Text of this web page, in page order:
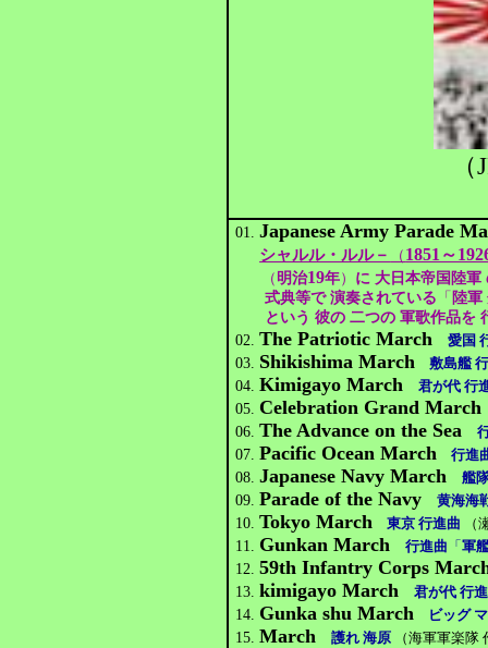
01.Japanese Army Parade
シャルル・ルル－ （ 1851～
（ 明治19年） に 大日本帝国陸軍
式典等で 演奏されている 「 陸軍
という 彼の 二つの 軍歌作品を
02.The Patriotic March
愛国
03. Shikishima March
敷島艦
04.Kimigayo March
君が代 行
05.Celebration Grand March
06.The Advance on the Sea
07.Pacific Ocean March
行進
08.Japanese Navy March
艦
09.Parade of the Navy
黄海海
10.Tokyo March 東京 行進曲
（
11. Gunkan March 行進曲 「軍
12.59th Infantry Corps
13.kimigayo March
君が代 行
14. Gunka shu March
ビッグ
15.March 護れ 海原
（海軍軍楽隊